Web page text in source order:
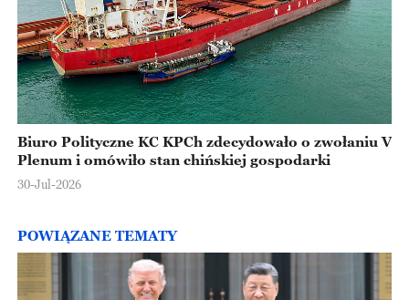
Biuro Polityczne KC KPCh zdecydowało o zwołaniu V
Plenum i omówiło stan chińskiej gospodarki
30-Jul-2026
POWIĄZANE TEMATY